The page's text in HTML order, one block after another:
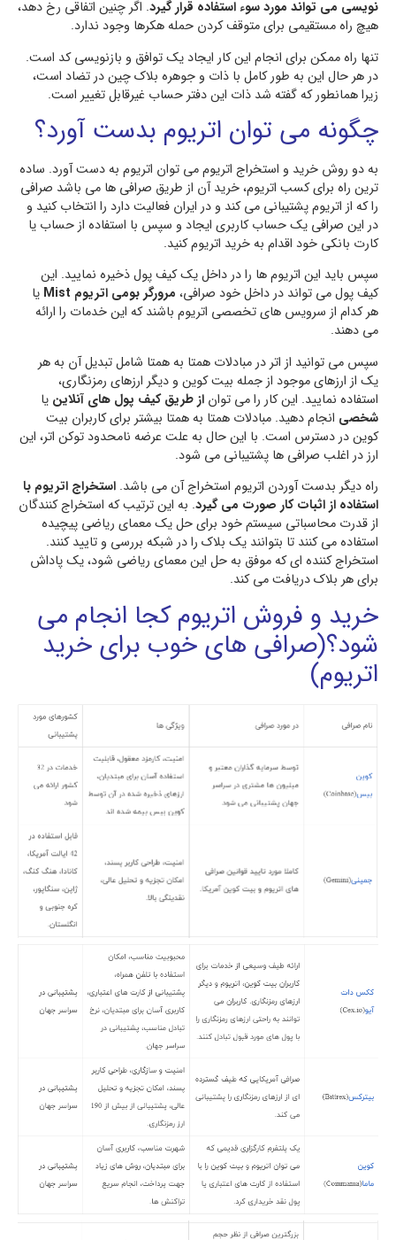
نویسی می تواند مورد سوء استفاده قرار گیرد. اگر چنین اتفاقی رخ دهد،
هیچ راه مستقیمی برای متوقف کردن حمله هکرها وجود ندارد.
تنها راه ممکن برای انجام این کار ایجاد یک توافق و بازنویسی کد است.
در هر حال این به طور کامل با ذات و جوهره بلاک چین در تضاد است،
زیرا همانطور که گفته شد ذات این دفتر حساب غیرقابل تغییر است.
چگونه می توان اتریوم بدست آورد؟
به دو روش خرید و استخراج اتریوم می توان اتریوم به دست آورد. ساده
ترین راه برای کسب اتریوم، خرید آن از طریق صرافی ها می باشد صرافی
را که از اتریوم پشتیبانی می کند و در ایران فعالیت دارد را انتخاب کنید و
در این صرافی یک حساب کاربری ایجاد و سپس با استفاده از حساب یا
کارت بانکی خود اقدام به خرید اتریوم کنید.
سپس باید این اتریوم ها را در داخل یک کیف پول ذخیره نمایید. این
کیف پول می تواند در داخل خود صرافی،مرورگر بومی اتریوم Mist
یا
هر کدام از سرویس های تخصصی اتریوم باشند که این خدمات را ارائه
می دهند.
سپس می توانید از اتر در مبادلات همتا به همتا شامل تبدیل آن به هر
یک از ارزهای موجود از جمله بیت کوین و دیگر ارزهای رمزنگاری،
استفاده نمایید. این کار را می تواناز طریق کیف پول های آنلاینیا
شخصیانجام دهید. مبادلات همتا به همتا بیشتر برای کاربران بیت
کوین در دسترس است. با این حال به علت عرضه نامحدود توکن اتر، این
ارز در اغلب صرافی ها پشتیبانی می شود.
راه دیگر بدست آوردن اتریوم استخراج آن می باشد.استخراج اتریوم با
استفاده از اثبات کار صورت می گیرد. به این ترتیب که استخراج کنندگان
از قدرت محاسباتی سیستم خود برای حل یک معمای ریاضی پیچیده
استفاده می کنند تا بتوانند یک بلاک را در شبکه بررسی و تایید کنند.
استخراج کننده ای که موفق به حل این معمای ریاضی شود، یک پاداش
برای هر بلاک دریافت می کند.
خرید و فروش اتریوم کجا انجام می
شود؟(صرافی های خوب برای خرید
اتریوم)